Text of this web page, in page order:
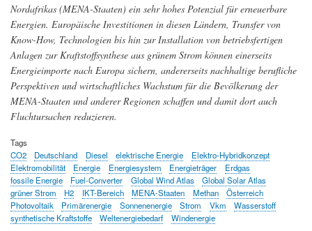
Nordafrikas (MENA-Staaten) ein sehr hohes Potenzial für erneuerbare
Energien. Europäische Investitionen in diesen Ländern, Transfer von
Know-How, Technologien bis hin zur Installation von betriebsfertigen
Anlagen zur Kraftstoffsynthese aus grünem Strom können einerseits
Energieimporte nach Europa sichern, andererseits nachhaltige berufliche
Perspektiven und wirtschaftliches Wachstum für die Bevölkerung der
MENA-Staaten und anderer Regionen schaffen und damit dort auch
Fluchtursachen reduzieren.
Tags
CO2
Deutschland Diesel elektrische Energie
Elektro-Hybridkonzept
Elektromobilität
Energie Energiesystem Energieträger
Erdgas
fossile Energie
Fuel-Converter Global Wind Atlas
Global Solar Atlas
grüner Strom
H2 IKT-Bereich MENA-Staaten Methan
Österreich
Photovoltaik
Primärenergie Sonnenenergie Strom Vkm
Wasserstoff
synthetische Kraftstoffe
Weltenergiebedarf Windenergie